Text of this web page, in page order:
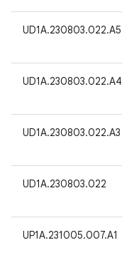
UD1A.230803.022.A5
UD1A.230803.022.A4
UD1A.230803.022.A3
UD1A.230803.022
UP1A.231005.007.A1